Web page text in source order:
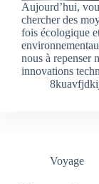
Aujourd’hui,
chercher des
fois écologique
nous à repenser
innovations
Voyage